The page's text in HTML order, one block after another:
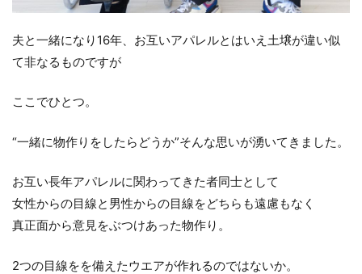
夫と一緒になり16年、お互いアパレルとはいえ土壌が違い似
て非なるものですが
ここでひとつ。
“一緒に物作りをしたらどうか”そんな思いが湧いてきました。
お互い長年アパレルに関わってきた者同士として
女性からの目線と男性からの目線をどちらも遠慮もなく
真正面から意見をぶつけあった物作り。
2つの目線をを備えたウエアが作れるのではないか。